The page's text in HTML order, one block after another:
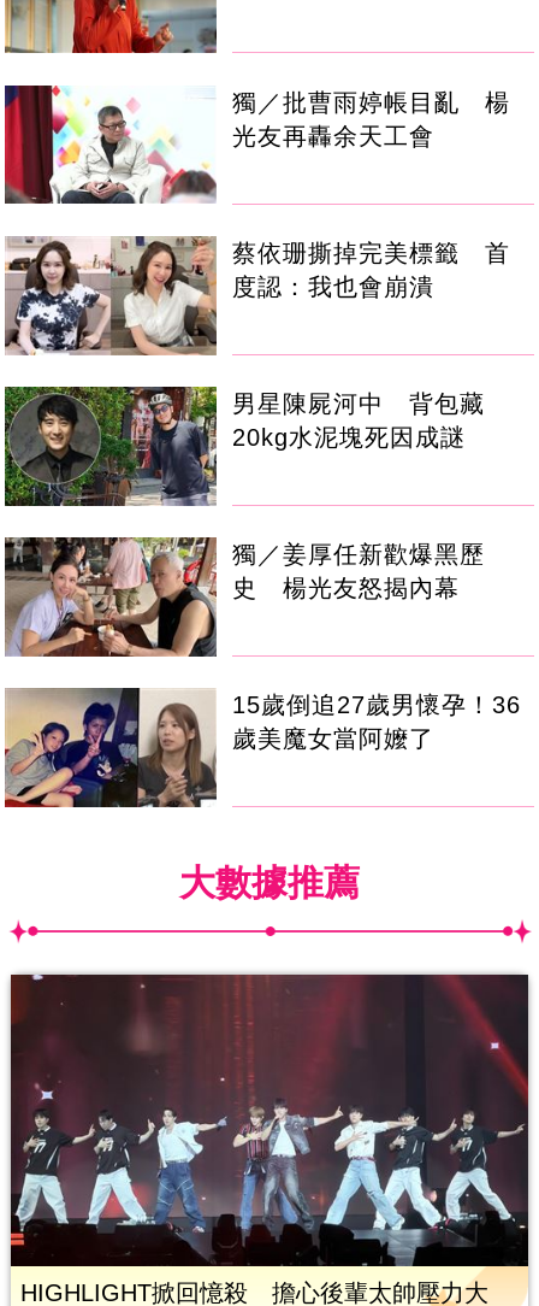
獨／批曹雨婷帳目亂 楊
光友再轟余天工會
蔡依珊撕掉完美標籤 首
度認：我也會崩潰
男星陳屍河中 背包藏
20kg水泥塊死因成謎
獨／姜厚任新歡爆黑歷
史 楊光友怒揭內幕
15歲倒追27歲男懷孕！36
歲美魔女當阿嬤了
大數據推薦
HIGHLIGHT掀回憶殺 擔心後輩太帥壓力大